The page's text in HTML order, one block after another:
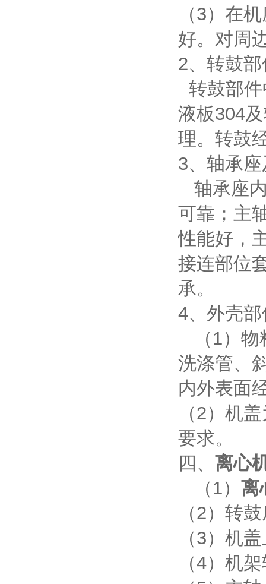
（3）在
好。对周
2、转鼓
转鼓部
液板304
理。转鼓
3、轴承
轴承座
可靠；主
性能好，
接连部位
承。
4、外壳
（1）物
洗涤管、
内外表面
（2）机
要求。
四、 离心
（1） 离
（2）转
（3）机
（4）机